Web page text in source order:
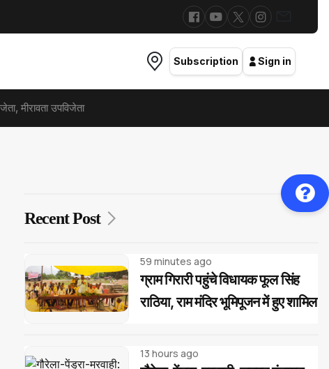
Subscription Sign in
मीरावता उपविजेता
Recent Post
59 minutes ago
ग्राम गिरारी पहुंचे विधायक फूल सिंह
राठिया, राम मंदिर भूमिपूजन में हुए शामिल
13 hours ago